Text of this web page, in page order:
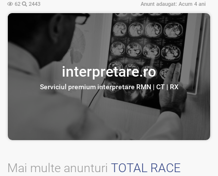
62 2443 Anunt adaugat: Acum 4 ani
interpretare.ro
Serviciul premium interpretare RMN | CT | RX
Mai multe anunturi TOTAL RACE